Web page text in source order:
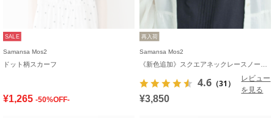
SALE
Samansa Mos2
ドット柄スカーフ
¥1,265 -50%OFF-
再入荷
Samansa Mos2
4.6 （31）
レビュー
を見る
¥3,850